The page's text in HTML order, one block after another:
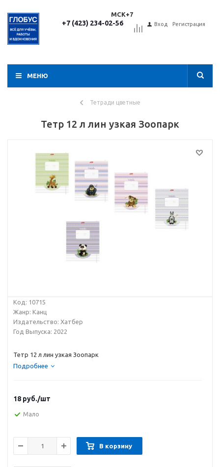
МСК+7
+7 (423) 234-02-56 Вход Регистрация
МЕНЮ
Тетради цветные
Тетр 12 л лин узкая Зоопарк
Код: 10715
Жанр: Канц
Издательство: Хатбер
Год Выпуска: 2022
Тетр 12 л лин узкая Зоопарк
Подробнее
18 руб./шт
Мало
В корзину